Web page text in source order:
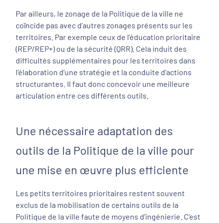
Par ailleurs, le zonage de la Politique de la ville ne
coïncide pas avec d’autres zonages présents sur les
territoires. Par exemple ceux de l’éducation prioritaire
(REP/REP+) ou de la sécurité (QRR). Cela induit des
difficultés supplémentaires pour les territoires dans
l’élaboration d’une stratégie et la conduite d’actions
structurantes. Il faut donc concevoir une meilleure
articulation entre ces différents outils.
Une nécessaire adaptation des
outils de la Politique de la ville pour
une mise en œuvre plus efficiente
Les petits territoires prioritaires restent souvent
exclus de la mobilisation de certains outils de la
Politique de la ville faute de moyens d’ingénierie. C’est